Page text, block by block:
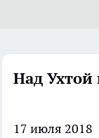
Над Ухтой
17 июля 2018